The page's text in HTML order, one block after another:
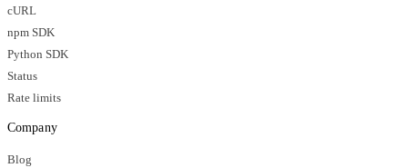
cURL
npm SDK
Python SDK
Status
Rate limits
Company
Blog